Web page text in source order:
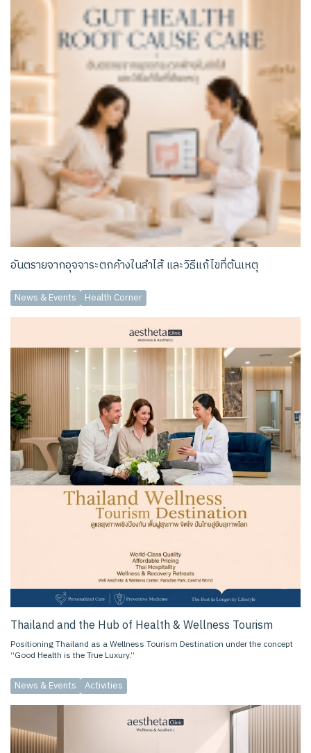
อันตรายจากอุจจาระตกค้างในลำไส้ และวิธีแก้ไขที่ต้นเหตุ
News & Events Health Corner
Thailand and the Hub of Health & Wellness Tourism
Positioning Thailand as a Wellness Tourism Destination under the concept
“Good Health is the True Luxury.”
News & Events Activities